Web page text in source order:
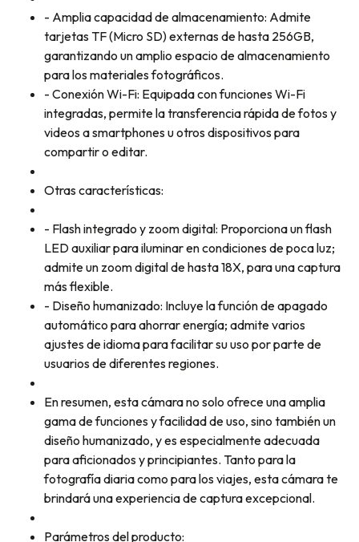
- Amplia capacidad de almacenamiento: Admite
tarjetas TF (Micro SD) externas de hasta 256GB,
garantizando un amplio espacio de almacenamiento
para los materiales fotográficos.
- Conexión Wi-Fi: Equipada con funciones Wi-Fi
integradas, permite la transferencia rápida de fotos y
videos a smartphones u otros dispositivos para
compartir o editar.
Otras características:
- Flash integrado y zoom digital: Proporciona un flash
LED auxiliar para iluminar en condiciones de poca luz;
admite un zoom digital de hasta 18X, para una captura
más flexible.
- Diseño humanizado: Incluye la función de apagado
automático para ahorrar energía; admite varios
ajustes de idioma para facilitar su uso por parte de
usuarios de diferentes regiones.
En resumen, esta cámara no solo ofrece una amplia
gama de funciones y facilidad de uso, sino también un
diseño humanizado, y es especialmente adecuada
para aficionados y principiantes. Tanto para la
fotografía diaria como para los viajes, esta cámara te
brindará una experiencia de captura excepcional.
Parámetros del producto: